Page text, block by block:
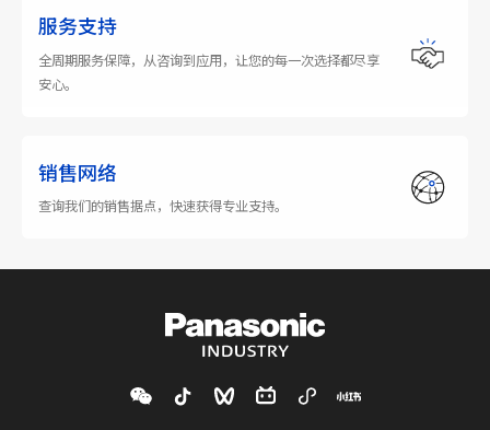
服务支持
全周期服务保障，从咨询到应用，让您的每一次选择都尽享
安心。
销售网络
查询我们的销售据点，快速获得专业支持。